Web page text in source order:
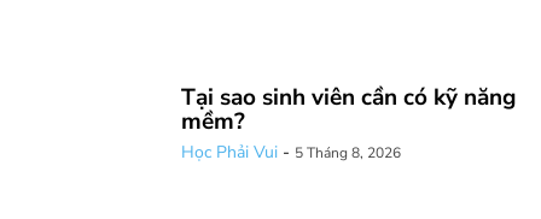
Tại sao sinh viên cần có kỹ năng
mềm?
Học Phải Vui - 5 Tháng 8, 2026